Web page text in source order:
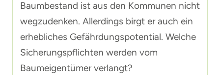
Baumbestand ist aus den Kommunen nicht
wegzudenken. Allerdings birgt er auch ein
erhebliches Gefährdungspotential. Welche
Sicherungspflichten werden vom
Baumeigentümer verlangt?